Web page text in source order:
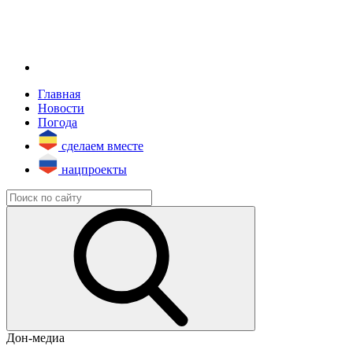
Главная
Новости
Погода
сделаем вместе
нацпроекты
Дон-медиа